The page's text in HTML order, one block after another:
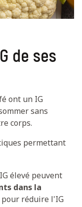
de ses
ont un IG
sans
corps.
permettant
élevé peuvent
dans la
pour réduire l'IG